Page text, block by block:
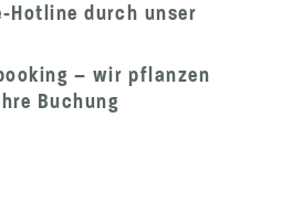
Hotline durch unser
– wir pflanzen
Buchung